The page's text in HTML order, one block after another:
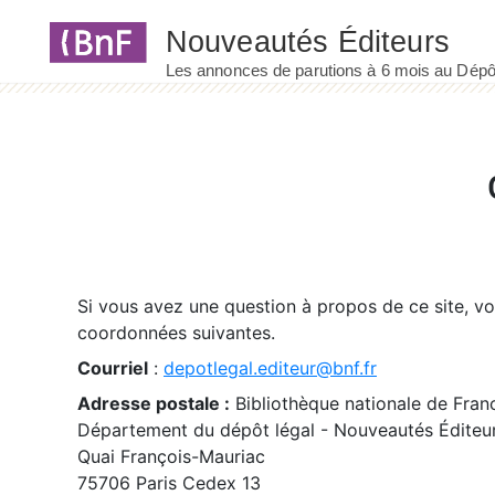
Si vous avez une question à propos de ce site,
coordonnées suivantes.
Courriel : depotlegal.editeur@bnf.fr
Adresse postale : Bibliothèque nationale de
Département du dépôt légal - Nouveautés
Quai François-Mauriac
75706 Paris Cedex 13